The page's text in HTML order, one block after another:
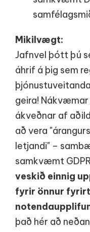
Mikilvægt:
Jafnvel þótt þú
áhrif á þig sem
geira!
ákveðnar af
að vera
letjandi" –
samkvæmt
veskið einnig
fyrir önnur
það hér að